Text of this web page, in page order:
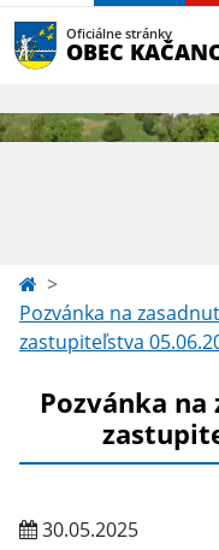
Oficiálne stránky
OBEC
Pozvánka na
zastupiteľstva
Pozvánka
30.05.2025